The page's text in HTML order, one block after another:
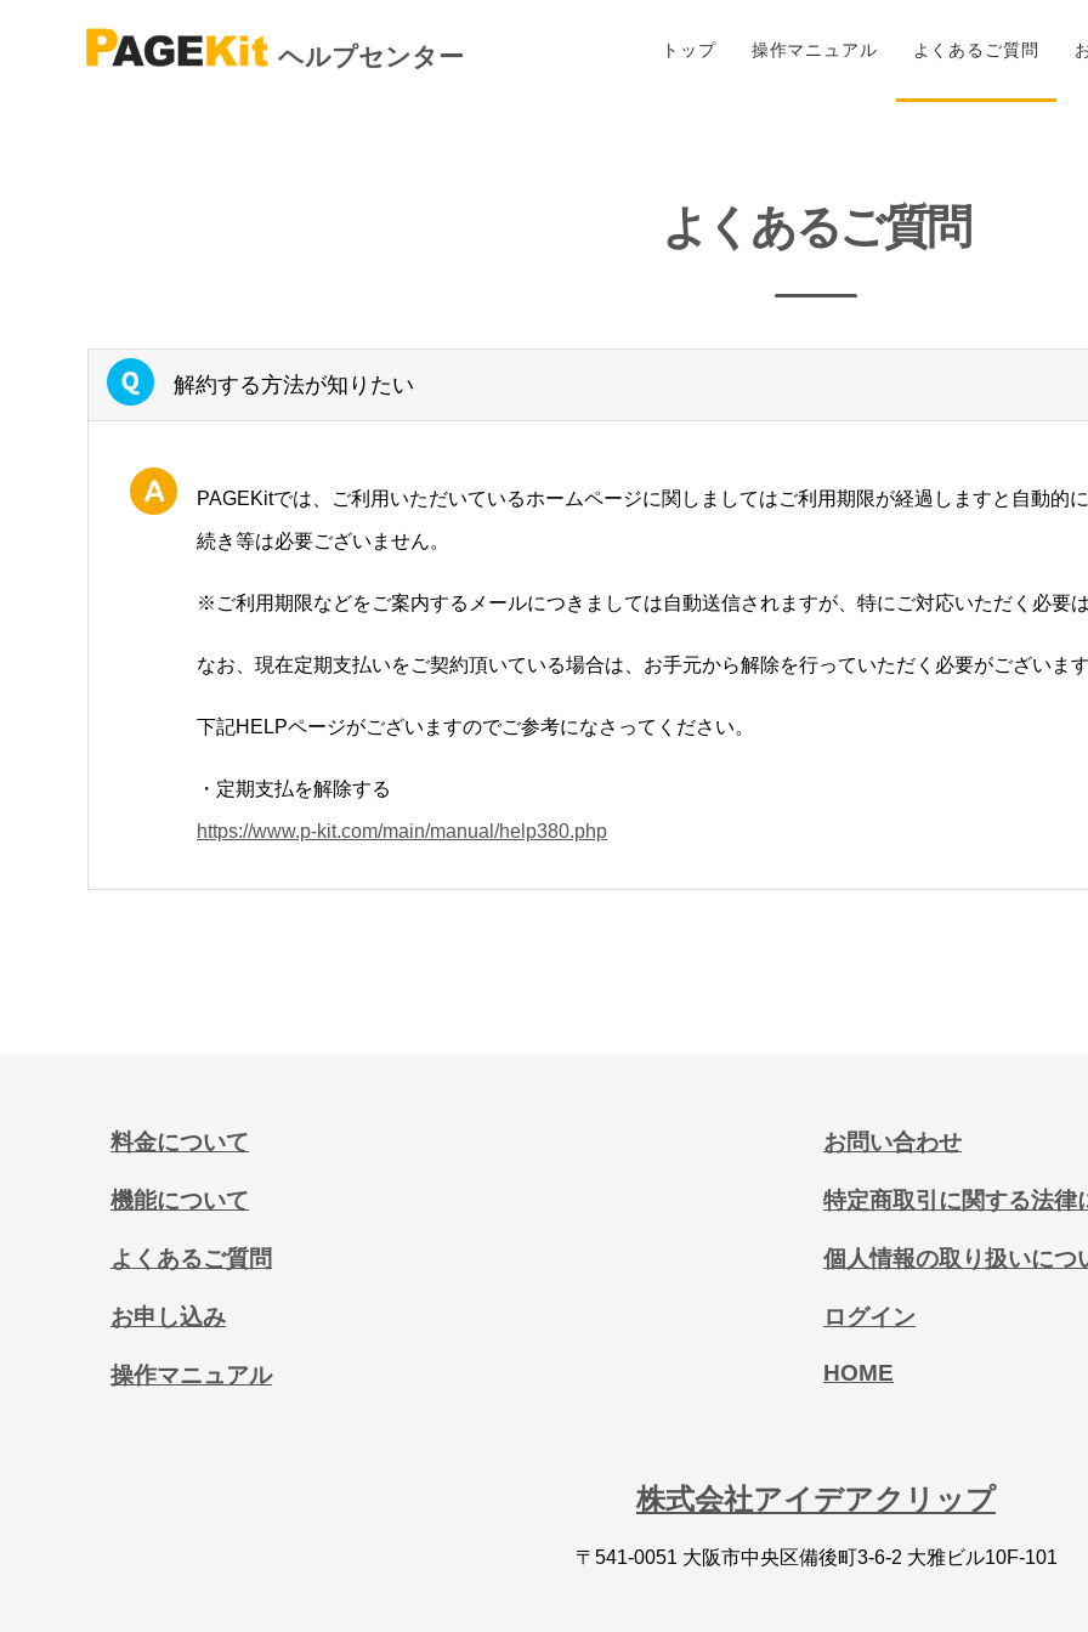
ヘルプセンター トップ 操作マニュアル よくあるご質問
よくあるご質問
解約する方法が知りたい
PAGEKitでは、ご利用いただいているホームページに関しましてはご利用期限が経過しますと自動的
続き等は必要ございません。
※ご利用期限などをご案内するメールにつきましては自動送信されますが、特にご対応いただく必要は
なお、現在定期支払いをご契約頂いている場合は、お手元から解除を行っていただく必要がございます
下記HELPページがございますのでご参考になさってください。
・定期支払を解除する
https://www.p-kit.com/main/manual/help380.php
料金について
機能について
よくあるご質問
お申し込み
操作マニュアル
お問い合わせ
特定商取引に関する法律
個人情報の取り扱いにつ
ログイン
HOME
株式会社アイデアクリップ
〒541-0051 大阪市中央区備後町3-6-2 大雅ビル10F-101